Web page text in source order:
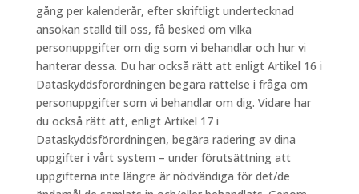
gång per kalenderår, efter skriftligt undertecknad
ansökan ställd till oss, få besked om vilka
personuppgifter om dig som vi behandlar och hur vi
hanterar dessa. Du har också rätt att enligt Artikel 16 i
Dataskyddsförordningen begära rättelse i fråga om
personuppgifter som vi behandlar om dig. Vidare har
du också rätt att, enligt Artikel 17 i
Dataskyddsförordningen, begära radering av dina
uppgifter i vårt system – under förutsättning att
uppgifterna inte längre är nödvändiga för det/de